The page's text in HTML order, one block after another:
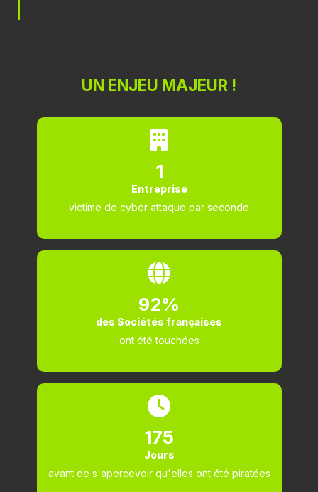
UN ENJEU MAJEUR !
1
Entreprise
victime de cyber attaque par seconde
92%
des Sociétés françaises
ont été touchées
175
Jours
avant de s'apercevoir qu'elles ont été piratées